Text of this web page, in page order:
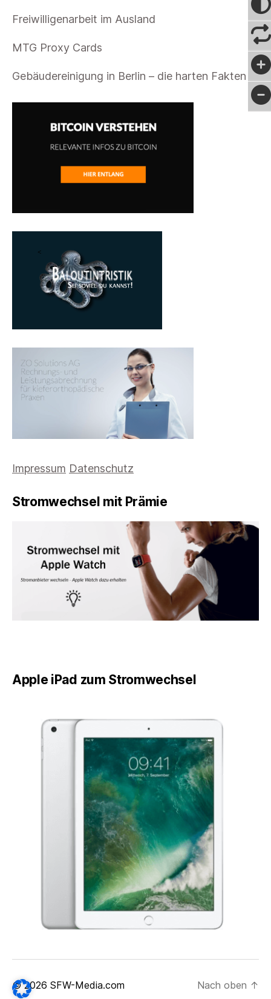
Freiwilligenarbeit im Ausland
MTG Proxy Cards
Gebäudereinigung in Berlin – die harten Fakten
Impressum Datenschutz
Stromwechsel mit Prämie
Apple iPad zum Stromwechsel
© 2026 SFW-Media.com Nach oben ↑